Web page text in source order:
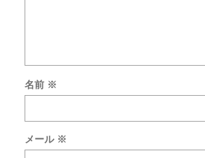
名前 ※
メール ※